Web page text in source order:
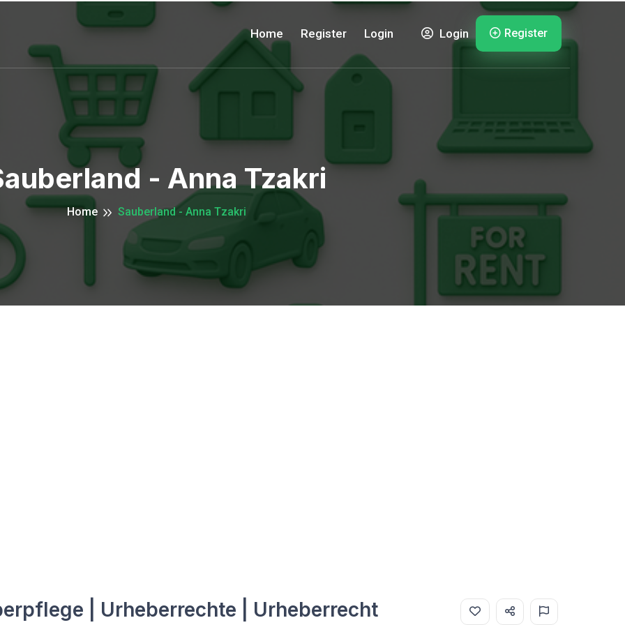
Home Register Login Login Register
- Anna Tzakri
Home Sauberland - Anna Tzakri
| Urheberrechte | Urheberrecht